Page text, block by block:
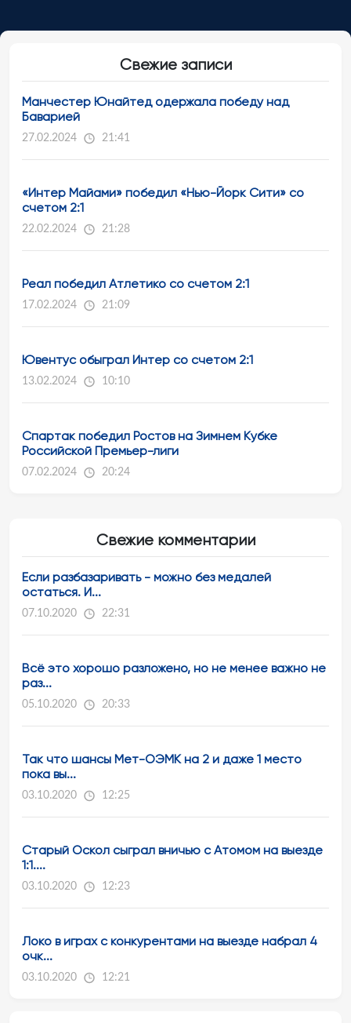
Свежие записи
Манчестер Юнайтед одержала победу над
Баварией
27.02.2024 21:41
«Интер Майами» победил «Нью-Йорк Сити» со
счетом 2:1
22.02.2024 21:28
Реал победил Атлетико со счетом 2:1
17.02.2024 21:09
Ювентус обыграл Интер со счетом 2:1
13.02.2024 10:10
Спартак победил Ростов на Зимнем Кубке
Российской Премьер-лиги
07.02.2024 20:24
Свежие комментарии
Если разбазаривать - можно без медалей
остаться. И...
07.10.2020 22:31
Всё это хорошо разложено, но не менее важно не
раз...
05.10.2020 20:33
Так что шансы Мет-ОЭМК на 2 и даже 1 место
пока вы...
03.10.2020 12:25
Старый Оскол сыграл вничью с Атомом на выезде
1:1....
03.10.2020 12:23
Локо в играх с конкурентами на выезде набрал 4
очк...
03.10.2020 12:21